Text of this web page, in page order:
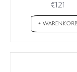
€121
+ WARENKORB